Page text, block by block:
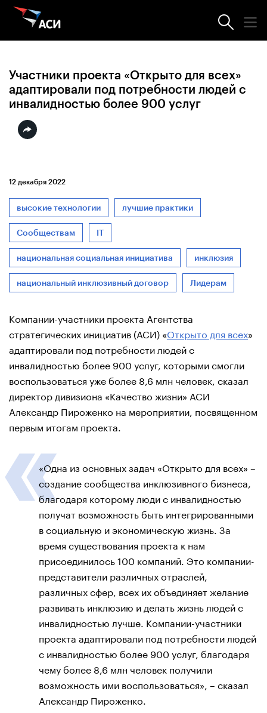
Новости АСИ
Участники проекта «Открыто для всех»
адаптировали под потребности людей с
инвалидностью более 900 услуг
12 декабря 2022
высокие технологии лучшие практики
Сообществам IT
национальная социальная инициатива инклюзия
национальный инклюзивный договор Лидерам
Компании-участники проекта Агентства
стратегических инициатив (АСИ) «Открыто для всех»
адаптировали под потребности людей с
инвалидностью более 900 услуг, которыми смогли
воспользоваться уже более 8,6 млн человек, сказал
директор дивизиона «Качество жизни» АСИ
Александр Пироженко на мероприятии, посвященном
первым итогам проекта.
«Одна из основных задач «Открыто для всех» –
создание сообщества инклюзивного бизнеса,
благодаря которому люди с инвалидностью
получат возможность быть интегрированными
в социальную и экономическую жизнь. За
время существования проекта к нам
присоединилось 100 компаний. Это компании-
представители различных отраслей,
различных сфер, всех их объединяет желание
развивать инклюзию и делать жизнь людей с
инвалидностью лучше. Компании-участники
проекта адаптировали под потребности людей
с инвалидностью более 900 услуг, благодаря
чему более 8,6 млн человек получили
возможность ими воспользоваться», – сказал
Александр Пироженко.